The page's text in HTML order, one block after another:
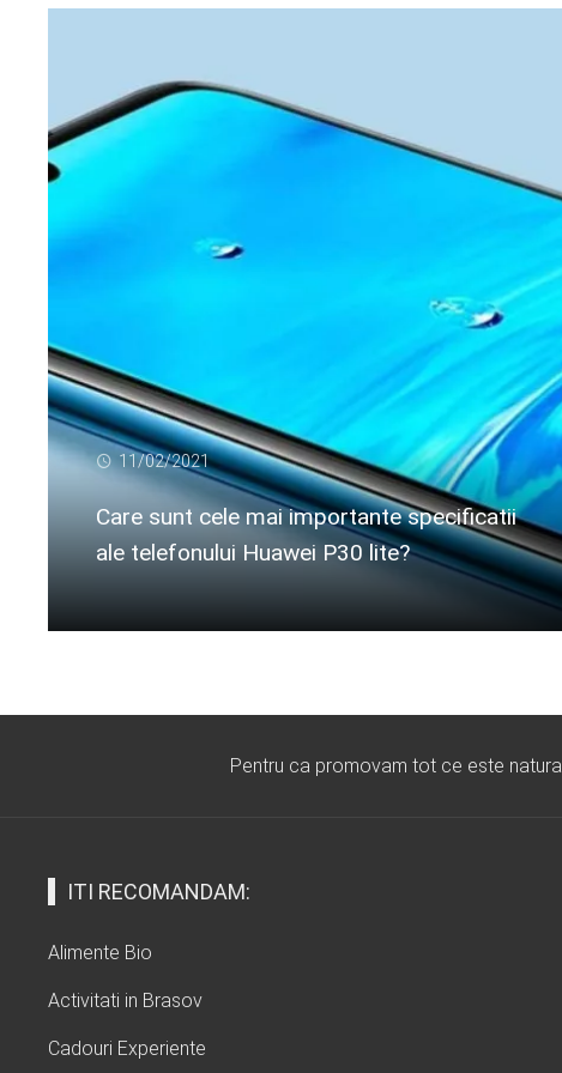
11/02/2021
Care sunt cele mai importante specificatii
ale telefonului Huawei P30 lite?
Pentru ca promovam tot ce este
ITI RECOMANDAM:
Alimente Bio
Activitati in Brasov
Cadouri Experiente